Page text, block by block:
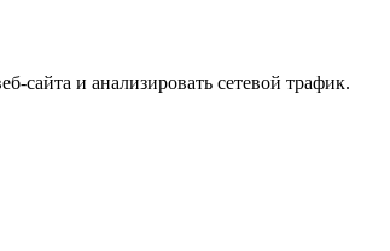
сайта и анализировать сетевой трафик.